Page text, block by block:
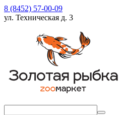
8 (8452) 57-00-09
ул. Техническая д. 3